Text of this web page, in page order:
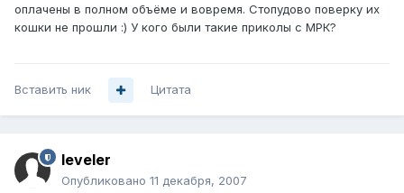
оплачены в полном объёме и вовремя. Стопудово поверку их
кошки не прошли :) У кого были такие приколы с МРК?
Вставить ник Цитата
leveler
Опубликовано 11 декабря, 2007